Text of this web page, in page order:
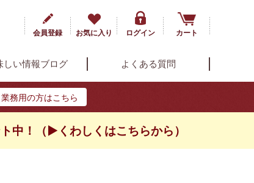
会員登録 お気に入り ログイン カート
しい情報ブログ よくある質問
業務用の方はこちら
中！（▶くわしくはこちらから）